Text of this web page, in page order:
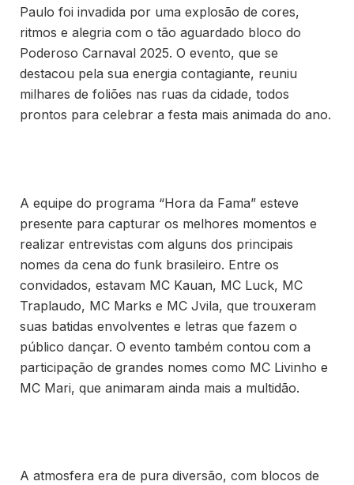
Paulo foi invadida por uma explosão de cores,
ritmos e alegria com o tão aguardado bloco do
Poderoso Carnaval 2025. O evento, que se
destacou pela sua energia contagiante, reuniu
milhares de foliões nas ruas da cidade, todos
prontos para celebrar a festa mais animada do ano.
A equipe do programa “Hora da Fama” esteve
presente para capturar os melhores momentos e
realizar entrevistas com alguns dos principais
nomes da cena do funk brasileiro. Entre os
convidados, estavam MC Kauan, MC Luck, MC
Traplaudo, MC Marks e MC Jvila, que trouxeram
suas batidas envolventes e letras que fazem o
público dançar. O evento também contou com a
participação de grandes nomes como MC Livinho e
MC Mari, que animaram ainda mais a multidão.
A atmosfera era de pura diversão, com blocos de